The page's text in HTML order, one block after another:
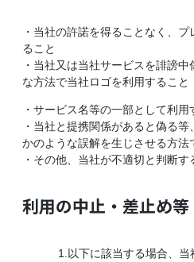
・当社の許諾を得ることなく、
ること
・当社又は当社サービスを誹謗
な方法で当社ロゴを利用するこ
・サービス名等の一部として利用
・当社と提携関係があると偽る
かのような誤解を生じさせる方法
・その他、当社が不適切と判断
利用の中止・差止め等
以下に該当する場合、当